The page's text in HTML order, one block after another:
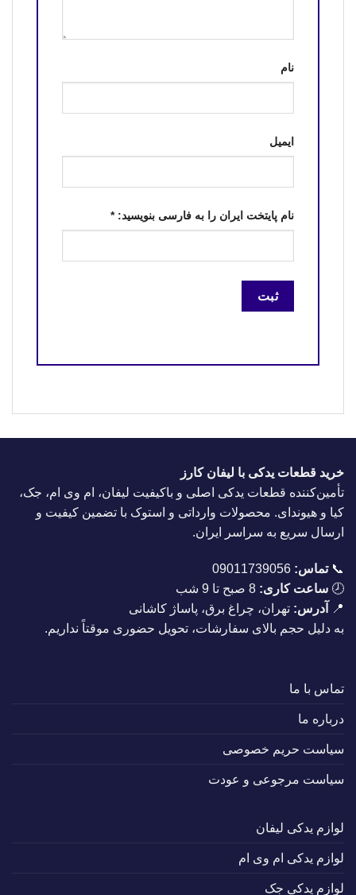
نام
ایمیل
نام پایتخت ایران را به فارسی بنویسید:*
خرید قطعات یدکی با لیفان کارز
تأمین‌کننده قطعات یدکی اصلی و باکیفیت لیفان، ام وی ام، جک،
کیا و هیوندای. محصولات وارداتی و استوک با تضمین کیفیت و
ارسال سریع به سراسر ایران.
📞تماس: 09011739056
🕗 ساعت کاری:
📍
آدرس: تهران، چراغ برق، پاساژ کاشانی
به دلیل حجم بالای سفارشات، تحویل حضوری موقتاً نداریم.
تماس با ما
درباره ما
سیاست حریم خصوصی
سیاست مرجوعی و عودت
لوازم یدکی لیفان
لوازم یدکی ام وی ام
لوازم یدکی جک